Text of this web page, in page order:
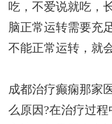
吃，不爱说就吃，
脑正常运转需要充
不能正常运转，就
成都治疗癫痫那家
么原因?在治疗过